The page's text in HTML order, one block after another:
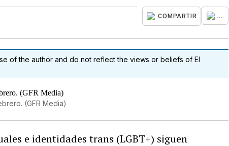
COMPARTIR ...
of the author and do not reflect the views or beliefs of El
(GFR Media)
e identidades trans (LGBT+) siguen